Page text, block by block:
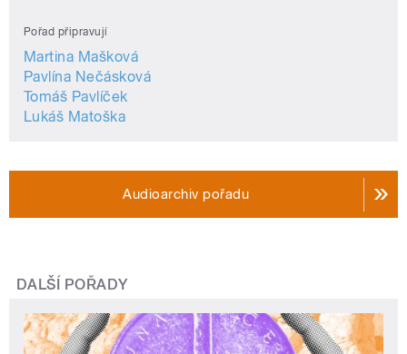
Pořad připravují
Martina Mašková
Pavlína Nečásková
Tomáš Pavlíček
Lukáš Matoška
Audioarchiv pořadu
DALŠÍ POŘADY